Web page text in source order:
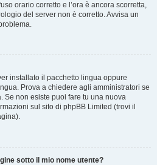
orario corretto e l’ora è ancora scorretta,
del server non è corretto. Avvisa un
installato il pacchetto lingua oppure
Prova a chiedere agli amministratori se
Se non esiste puoi fare tu una nuova
sul sito di phpBB Limited (trovi il
sotto il mio nome utente?